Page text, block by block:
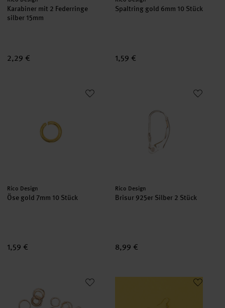
Karabiner mit 2 Federringe
silber 15mm
2,29 €
Spaltring gold 6mm 10 Stück
1,59 €
Öse gold 7mm 10 Stück
Hersteller:
Rico Design
Öse gold 7mm 10 Stück
1,59 €
Brisur 925er Silber 2 Stück
Hersteller:
Rico Design
Brisur 925er Silber 2 Stück
8,99 €
Ringe zum Verbinden gold 30 StückBastelanleitung 3D-Pailletten-